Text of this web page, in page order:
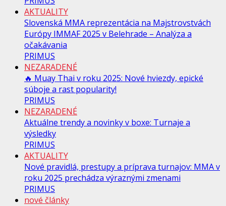
AKTUALITY
Slovenská MMA reprezentácia na Majstrovstvách
Európy IMMAF 2025 v Belehrade – Analýza a
očakávania
PRIMUS
NEZARADENÉ
🔥 Muay Thai v roku 2025: Nové hviezdy, epické
súboje a rast popularity!
PRIMUS
NEZARADENÉ
Aktuálne trendy a novinky v boxe: Turnaje a
výsledky
PRIMUS
AKTUALITY
Nové pravidlá, prestupy a príprava turnajov: MMA v
roku 2025 prechádza výraznými zmenami
PRIMUS
nové články